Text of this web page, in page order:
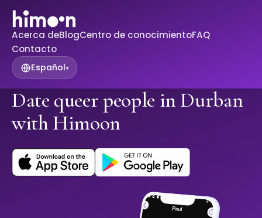
Acerca deBlogCentro de conocimientoFAQ
Contacto
Español▾
Date queer people in Durban
with Himoon